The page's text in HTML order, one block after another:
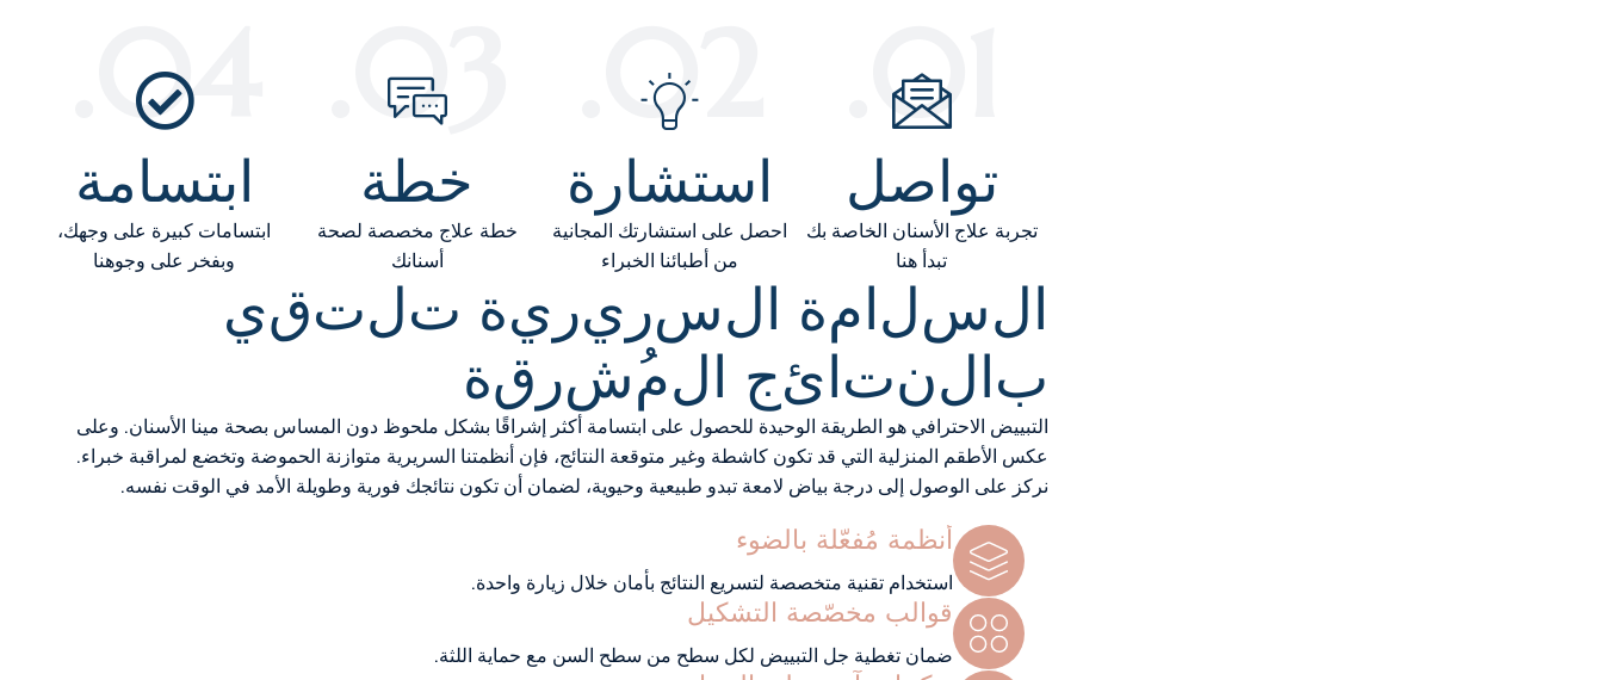
01.
تواصل
تجربة علاج الأسنان الخاصة بك
تبدأ هنا
02.
استشارة
احصل على استشارتك المجانية
من أطبائنا الخبراء
03.
خطة
خطة علاج مخصصة لصحة
أسنانك
04.
ابتسامة
ابتسامات كبيرة على وجهك،
وبفخر على وجوهنا
السلامة السر ير ية تلتقي
بالنتائج المشر قة
التبييض الاحترافي هو الطريقة الوحيدة للحصول على ابتسامة أكثر إشراقًا بشكل ملحوظ دون المساس بصحة مينا الأسنان. وعلى
عكس الأطقم المنزلية التي قد تكون كاشطة وغير متوقعة النتائج، فإن أنظمتنا السريرية متوازنة الحموضة وتخضع لمراقبة خبراء.
نركز على الوصول إلى درجة بياض لامعة تبدو طبيعية وحيوية، لضمان أن تكون نتائجك فورية وطويلة الأمد في الوقت نفسه.
أنظمة مُفعّلة بالضوء
استخدام تقنية متخصصة لتسريع النتائج بأمان خلال زيارة واحدة.
قوالب مخصّصة التشكيل
ضمان تغطية جل التبييض لكل سطح من سطح السن مع حماية اللثة.